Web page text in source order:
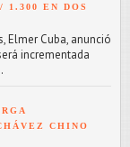
1.300 EN DOS
Elmer Cuba, anunció
incrementada
CHINO